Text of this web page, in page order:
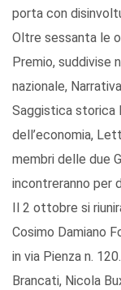
porta con
Oltre sessanta le
Premio, suddivise
nazionale,
Saggistica storica
dell’economia,
membri delle due
incontreranno per
Il 2 ottobre si
Cosimo Damiano
in via Pienza n.
Brancati, Nicola